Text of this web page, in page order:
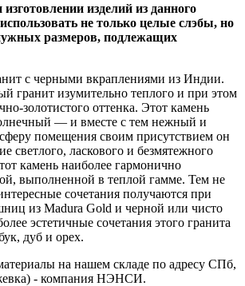
изделий из данного
не только целые слэбы, но
размеров, подлежащих
с черными вкраплениями из Индии.
гранит изумительно теплого и при этом
золотистого оттенка. Этот камень
— и вместе с тем нежный и
помещения своим присутствием он
светлого, ласкового и безмятежного
камень наиболее гармонично
выполненной в теплой гамме. Тем не
сочетания получаются при
из Madura Gold и черной или чисто
эстетичные сочетания этого гранита
дуб и орех.
на нашем складе по адресу СПб,
- компания НЭНСИ.